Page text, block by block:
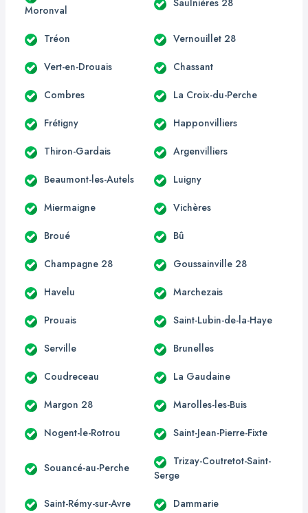
Moronval
Saulnières 28
Tréon Vernouillet 28
Vert-en-Drouais Chassant
Combres La Croix-du-Perche
Frétigny Happonvilliers
Thiron-Gardais Argenvilliers
Beaumont-les-Autels Luigny
Miermaigne Vichères
Broué Bû
Champagne 28 Goussainville 28
Havelu Marchezais
Prouais Saint-Lubin-de-la-Haye
Serville Brunelles
Coudreceau La Gaudaine
Margon 28 Marolles-les-Buis
Nogent-le-Rotrou Saint-Jean-Pierre-Fixte
Souancé-au-Perche
Trizay-Coutretot-Saint-
Serge
Saint-Rémy-sur-Avre Dammarie